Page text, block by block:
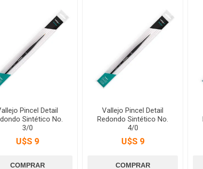
Pincel Detail
Sintético No.
3/0
U$S 9
Vallejo Pincel Detail
Redondo Sintético No.
4/0
U$S 9